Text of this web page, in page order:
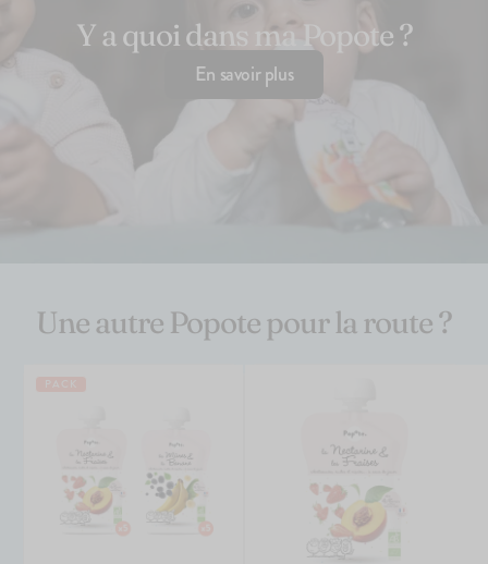
Y a quoi dans ma Popote ?
En savoir plus
Une autre Popote pour la route ?